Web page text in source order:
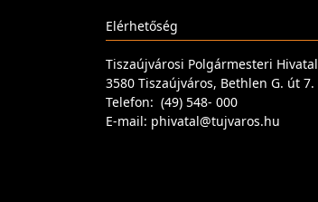
Elérhetőség
Tiszaújvárosi Polgármesteri Hivatal
3580 Tiszaújváros, Bethlen G. út 7.
Telefon: (49) 548- 000
E-mail: phivatal@tujvaros.hu